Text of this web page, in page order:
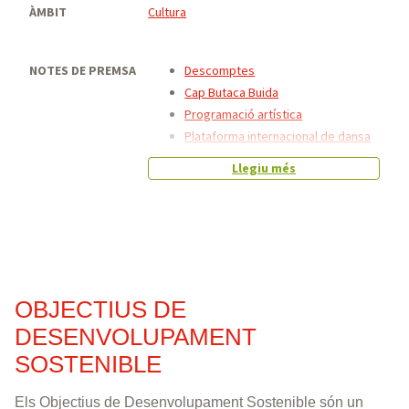
d'ofertes per a la contractació de la
la contractació i coordinació del personal
artístic, tècnic i de producció d'aquest
mercat estratègic internacional de la
dansa contemporània. S'ha presentat una
única oferta.
També s'ha iniciat la licitació del servei de
licitacions del serveis necessaris per a
i en breu s'informarà sobre la
programació i es posaran les entrades a
ÀMBIT Cultura
NOTES DE PREMSA
Descomptes
Cap Butaca Buida
Programació artística
Plataforma internacional de dansa
Terrassa Comissariat
Catalandance
Llegiu més
OBJECTIUS DE
DESENVOLUPAMENT
SOSTENIBLE
Els Objectius de Desenvolupament Sostenible són un